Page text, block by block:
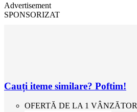
Advertisement
SPONSORIZAT
Cauți iteme similare? Poftim!
OFERTĂ DE LA 1 VÂNZĂTOR